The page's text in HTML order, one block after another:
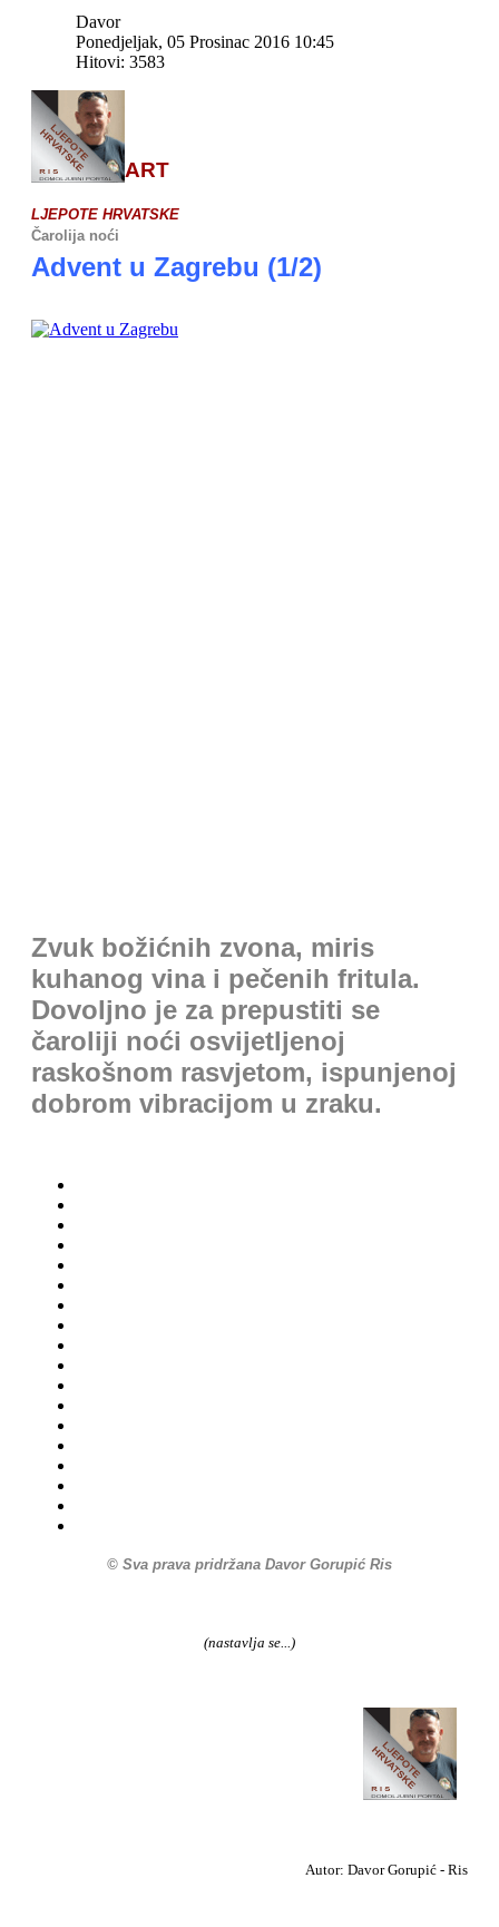
Davor
Ponedjeljak, 05 Prosinac 2016 10:45
Hitovi: 3583
ART
LJEPOTE HRVATSKE
Čarolija noći
Advent u Zagrebu (1/2)
Zvuk božićnih zvona, miris
kuhanog vina i pečenih fritula.
Dovoljno je za prepustiti se
čaroliji noći osvijetljenoj
raskošnom rasvjetom, ispunjenoj
dobrom vibracijom u zraku.
© Sva prava pridržana Davor Gorupić Ris
(nastavlja se...)
Autor: Davor Gorupić - Ris